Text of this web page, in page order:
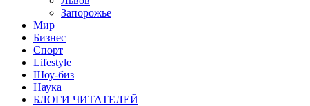
Запорожье
Мир
Бизнес
Спорт
Lifestyle
Шоу-биз
Наука
БЛОГИ ЧИТАТЕЛЕЙ